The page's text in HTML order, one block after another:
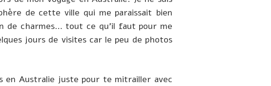
de cette ville qui me paraissait bien
de charmes… tout ce qu’il faut pour me
jours de visites car le peu de photos
en Australie juste pour te mitrailler avec